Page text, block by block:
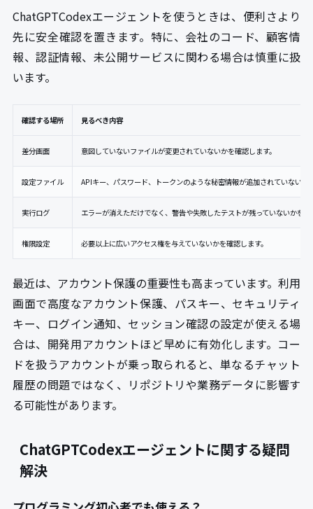
ChatGPTCodexエージェントを使うときは、便利さより
先に安全確認を置きます。特に、会社のコード、顧客情
報、認証情報、未公開サービスに関わる場合は慎重に扱
います。
確認する場所 見るべき内容
差分画面 意図していないファイルが変更されていないかを確認します。
設定ファイル APIキー、パスワード、トークンのような秘密情報が追加されていないか
実行ログ エラーが消えただけでなく、警告や失敗したテストが残っていないかを確
権限設定 必要以上に広いアクセス権を与えていないかを確認します。
最近は、アカウント保護の重要性も高まっています。利用
画面で高度なアカウント保護、パスキー、セキュリティ
キー、ログイン通知、セッション確認の設定が使える場
合は、開発用アカウントほど早めに有効化します。コー
ドを扱うアカウントが乗っ取られると、単なるチャット
履歴の問題ではなく、リポジトリや業務データに影響す
る可能性があります。
ChatGPTCodexエージェントに関する疑問
解決